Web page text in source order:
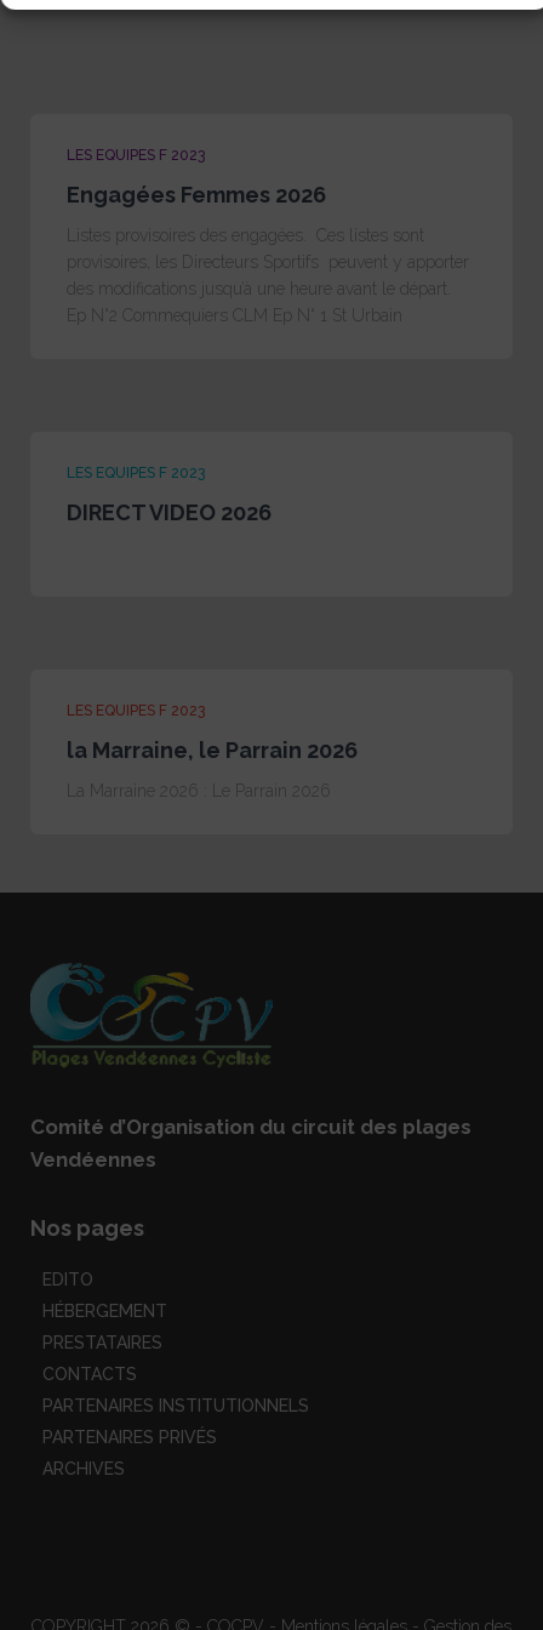
LES EQUIPES F 2023
Engagées Femmes 2026
Listes provisoires des engagées. Ces listes sont
provisoires, les Directeurs Sportifs peuvent y apporter
des modifications jusqu’à une heure avant le départ.
Ep N°2 Commequiers CLM Ep N° 1 St Urbain
LES EQUIPES F 2023
DIRECT VIDEO 2026
LES EQUIPES F 2023
la Marraine, le Parrain 2026
La Marraine 2026 : Le Parrain 2026
Comité d’Organisation du circuit des plages
Vendéennes
Nos pages
EDITO
HÉBERGEMENT
PRESTATAIRES
CONTACTS
PARTENAIRES INSTITUTIONNELS
PARTENAIRES PRIVÉS
ARCHIVES